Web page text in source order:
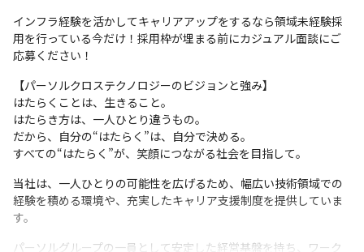
インフラ経験を活かしてキャリアアップをするなら領域未経験採
用を行っている今だけ！採用枠が埋まる前にカジュアル面談にご
応募ください！
【パーソルクロステクノロジーのビジョンと強み】
はたらくことは、生きること。
はたらき方は、一人ひとり違うもの。
だから、自分の“はたらく”は、自分で決める。
すべての“はたらく”が、笑顔につながる社会を目指して。
当社は、一人ひとりの可能性を広げるため、幅広い技術領域での
経験を積める環境や、充実したキャリア支援制度を提供していま
す。
パーソルグループの一員として安定した経営基盤を持ち、ワーク